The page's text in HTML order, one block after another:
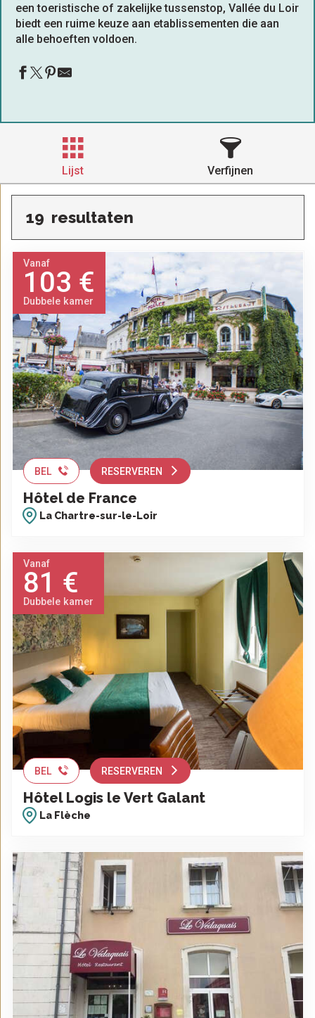
een toeristische of zakelijke tussenstop, Vallée du Loir
biedt een ruime keuze aan etablissementen die aan
alle behoeften voldoen.
Lijst Verfijnen
19 resultaten
Vanaf
103 €
Dubbele kamer
BEL RESERVEREN
Hôtel de France
La Chartre-sur-le-Loir
Vanaf
81 €
Dubbele kamer
BEL RESERVEREN
Hôtel Logis le Vert Galant
La Flèche